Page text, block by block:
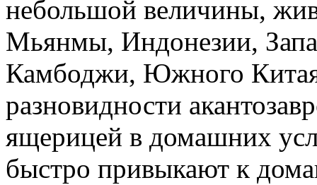
небольшой величины,
Мьянмы, Индонезии,
Камбоджи, Южного
разновидности
ящерицей в домашних
быстро привыкают к